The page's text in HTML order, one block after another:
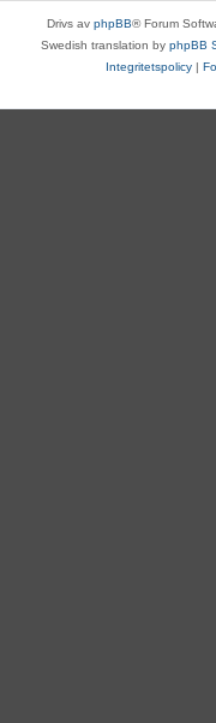
Drivs av phpBB® Forum
Swedish translation by phpBB
Integritetspolicy |